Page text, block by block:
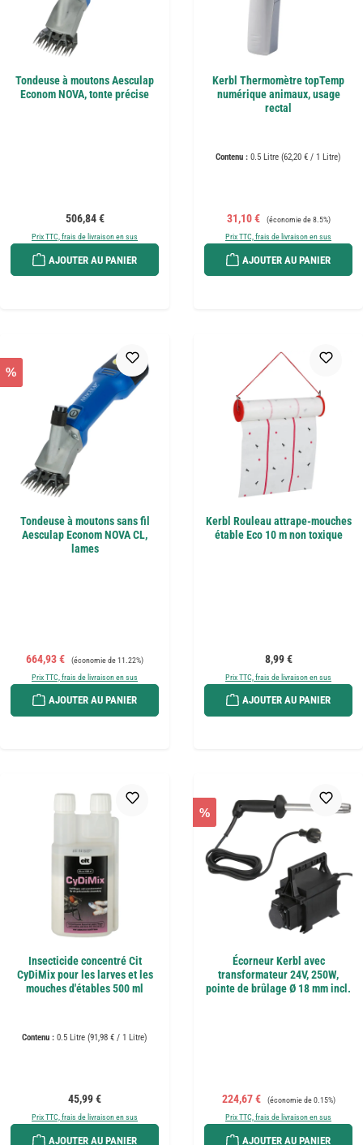
Tondeuse à moutons Aesculap
Econom NOVA, tonte précise
Prix régulier :
506,84 €
Prix TTC, frais de livraison en sus
AJOUTER AU PANIER
Kerbl Thermomètre topTemp
numérique animaux, usage
rectal
Contenu : 0.5 Litre (62,20 € / 1 Litre)
Prix de vente :
31,10 € Prix régulier :
(économie de 8.5%)
Prix TTC, frais de livraison en sus
AJOUTER AU PANIER
%
Tondeuse à moutons sans fil
Aesculap Econom NOVA CL,
lames
Prix de vente :
664,93 € Prix régulier :
(économie de 11.22%)
Prix TTC, frais de livraison en sus
AJOUTER AU PANIER
Kerbl Rouleau attrape-mouches
étable Eco 10 m non toxique
Prix régulier :
8,99 €
Prix TTC, frais de livraison en sus
AJOUTER AU PANIER
Insecticide concentré Cit
CyDiMix pour les larves et les
mouches d'étables 500 ml
Contenu : 0.5 Litre (91,98 € / 1 Litre)
Prix régulier :
45,99 €
Prix TTC, frais de livraison en sus
AJOUTER AU PANIER
%
Écorneur Kerbl avec
transformateur 24V, 250W,
pointe de brûlage Ø 18 mm incl.
Prix de vente :
224,67 € Prix régulier :
(économie de 0.15%)
Prix TTC, frais de livraison en sus
AJOUTER AU PANIER